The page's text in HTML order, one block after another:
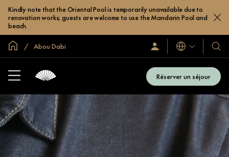
Kindly note that the Oriental Pool is temporarily unavailable due to
renovation works; guests are welcome to use the Mandarin Pool and
beach.
AccueilAbou Dabi Identification/Inscription
Langues
Nos
hôtels
et
Réserver un séjour